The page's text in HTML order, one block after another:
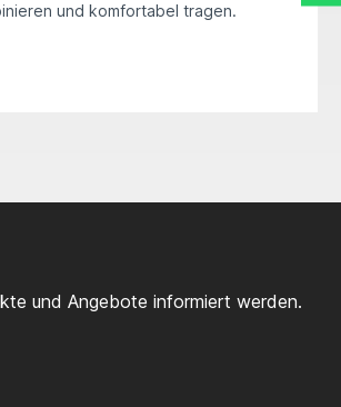
und komfortabel tragen.
und Angebote informiert werden.